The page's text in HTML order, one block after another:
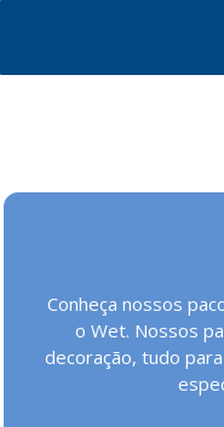
Conheça nossos
o Wet. Nossos
decoração, tudo